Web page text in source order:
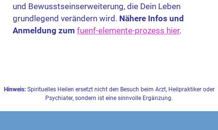
und Bewusstseinserweiterung, die Dein Leben
grundlegend verändern wird. Nähere Infos und
Anmeldung zumfuenf-elemente-prozess hier.
Hinweis: Spirituelles Heilen ersetzt nicht den Besuch beim Arzt, Heilpraktiker oder
Psychiater, sondern ist eine sinnvolle Ergänzung.